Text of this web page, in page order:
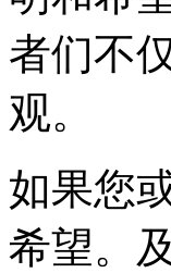
者们不
观。
如果您
希望。